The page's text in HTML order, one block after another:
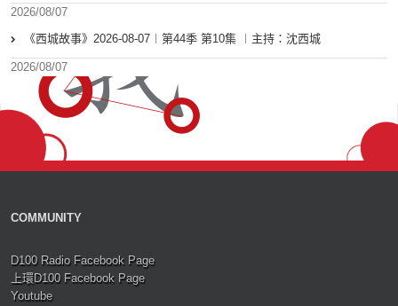
2026/08/07
《西城故事》2026-08-07︱第44季 第10集 ︱主持：沈西城
2026/08/07
COMMUNITY
D100 Radio Facebook Page
上環D100 Facebook Page
Youtube